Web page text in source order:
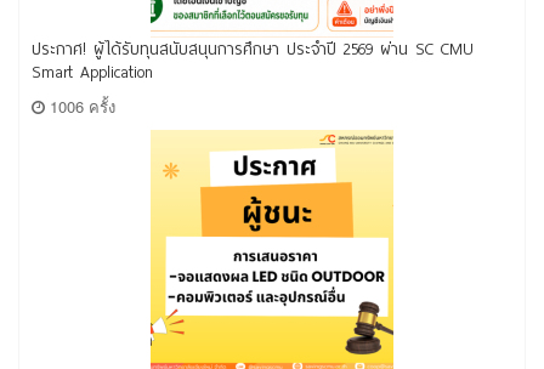
ประกาศ! ผู้ได้รับทุนสนับสนุนการศึกษา ประจำปี 2569 ผ่าน SC CMU
Smart Application
1006 ครั้ง